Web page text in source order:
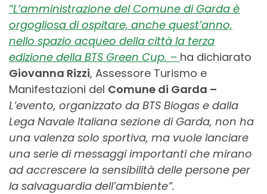
“L’amministrazione del Comune di Garda è
orgogliosa di ospitare, anche quest’anno,
nello spazio acqueo della città la terza
edizione della BTS Green Cup. – ha dichiarato
Giovanna Rizzi, Assessore Turismo e
Manifestazioni del Comune di Garda –
L’evento, organizzato da BTS Biogas e dalla
Lega Navale Italiana sezione di Garda, non ha
una valenza solo sportiva, ma vuole lanciare
una serie di messaggi importanti che mirano
ad accrescere la sensibilità delle persone per
la salvaguardia dell’ambiente”.